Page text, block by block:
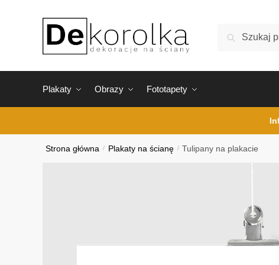
Szukaj
Plakaty Obrazy Fototapety
Strona główna / Plakaty na ścianę / Tulipany na plakacie